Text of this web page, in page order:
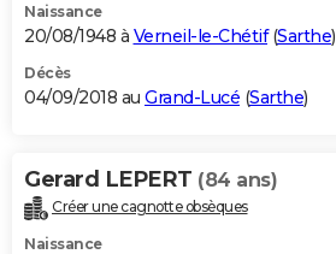
Naissance
20/08/1948 à Verneil-le-Chétif(Sarthe)
Décès
04/09/2018 au Grand-Lucé (Sarthe)
Gerard LEPERT (84 ans)
Créer une cagnotte obsèques
Naissance